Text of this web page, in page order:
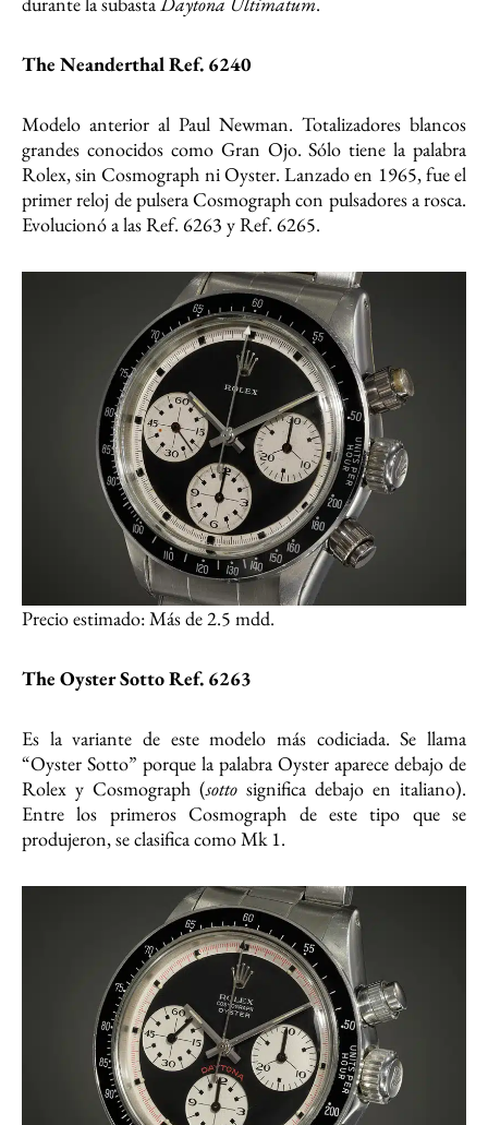
The Neanderthal Ref. 6240
Modelo anterior al Paul Newman. Totalizadores blancos
grandes conocidos como Gran Ojo. Sólo tiene la palabra
Rolex, sin Cosmograph ni Oyster. Lanzado en 1965, fue el
primer reloj de pulsera Cosmograph con pulsadores a rosca.
Evolucionó a las Ref. 6263 y Ref. 6265.
Precio estimado: Más de 2.5 mdd.
The Oyster Sotto Ref. 6263
Es la variante de este modelo más codiciada. Se llama
“Oyster Sotto” porque la palabra Oyster aparece debajo de
Rolex y Cosmograph (sotto significa debajo en italiano).
Entre los primeros Cosmograph de este tipo que se
produjeron, se clasifica como Mk 1.